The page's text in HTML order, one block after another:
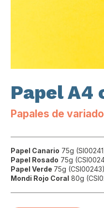
Papel A4
Papales de
Papel Canario 75g
Papel Rosado 75g
Papel Verde 75g (CSI00243)
Mondi Rojo Coral 80g